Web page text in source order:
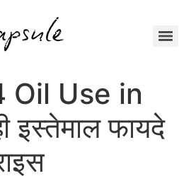
Oil Use in
इस्तेमाल फायदे